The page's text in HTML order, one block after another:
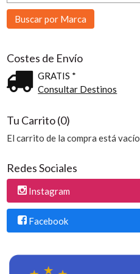
Costes de Envío
GRATIS *
Consultar Destinos
Tu Carrito (0)
El carrito de la compra está vacío
Redes Sociales
Instagram
Facebook